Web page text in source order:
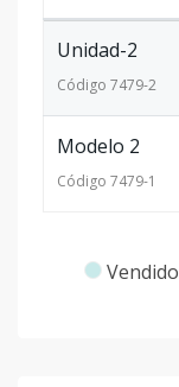
Unidad-2
Código 7479-2
Modelo 2
Código 7479-1
Vendido